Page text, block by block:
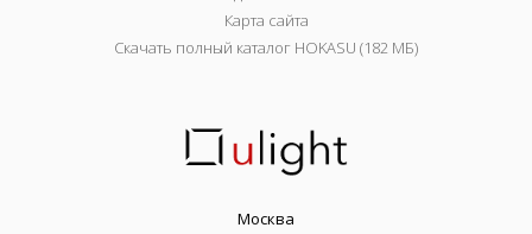
Карта сайта
Скачать полный каталог HOKASU (182 МБ)
Москва